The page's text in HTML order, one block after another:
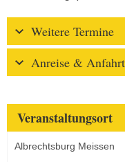
Weitere Termine
Anreise &
Veranstaltungsort
Albrechtsburg Meissen